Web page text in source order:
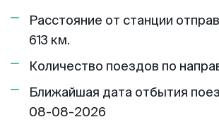
Расстояние от станции
613 км.
Количество поездов по
Ближайшая дата отбытия
08-08-2026